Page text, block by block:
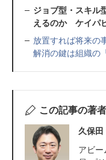
ジョブ型・スキル
えるのか ケイパ
放置すれば将来の
解消の鍵は組織の
この記事の著者
久保田
アビ